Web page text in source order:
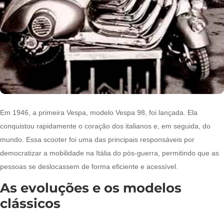
Em 1946, a primeira Vespa, modelo Vespa 98, foi lançada. Ela
conquistou rapidamente o coração dos italianos e, em seguida, do
mundo. Essa scooter foi uma das principais responsáveis por
democratizar a mobilidade na Itália do pós-guerra, permitindo que as
pessoas se deslocassem de forma eficiente e acessível.
As evoluções e os modelos
clássicos